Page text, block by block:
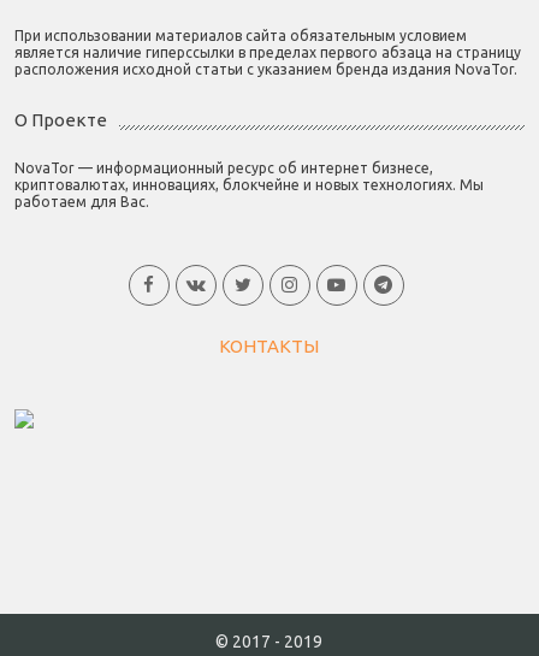
При использовании материалов сайта обязательным условием
является наличие гиперссылки в пределах первого абзаца на страницу
расположения исходной статьи с указанием бренда издания NovaTor.
О Проекте
NovaTor — информационный ресурс об интернет бизнесе,
криптовалютах, инновациях, блокчейне и новых технологиях. Мы
работаем для Вас.
КОНТАКТЫ
© 2017 - 2019